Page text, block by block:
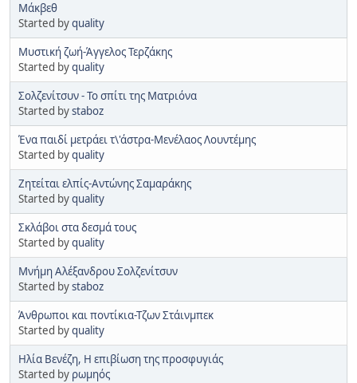
Μάκβεθ
Started byquality
Μυστική ζωή-Άγγελος Τερζάκης
Started byquality
Σολζενίτσυν - Το σπίτι της Ματριόνα
Started bystaboz
Ένα παιδί μετράει τ\'άστρα-Μενέλαος Λουντέμης
Started byquality
Ζητείται ελπίς-Αντώνης Σαμαράκης
Started byquality
Σκλάβοι στα δεσμά τους
Started byquality
Μνήμη Αλέξανδρου Σολζενίτσυν
Started bystaboz
Άνθρωποι και ποντίκια-Τζων Στάινμπεκ
Started byquality
Ηλία Βενέζη, Η επιβίωση της προσφυγιάς
Started by ρωμηός